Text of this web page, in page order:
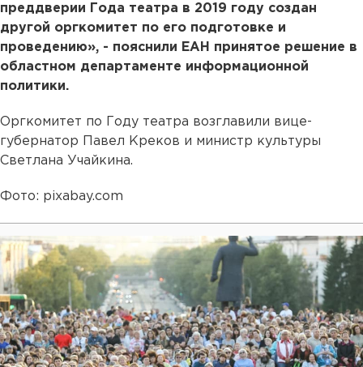
преддверии Года театра в 2019 году создан
другой оргкомитет по его подготовке и
проведению», - пояснили ЕАН принятое решение в
областном департаменте информационной
политики.
Оргкомитет по Году театра возглавили вице-
губернатор Павел Креков и министр культуры
Светлана Учайкина.
Фото: pixabay.com